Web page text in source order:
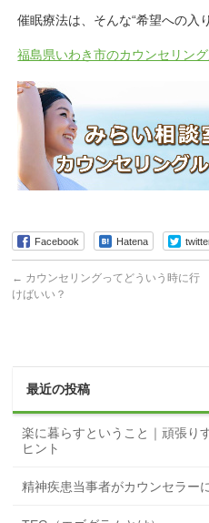
催眠療法は、そんな“希望への入
福島県いわき市のカウンセリン
Facebook Hatena
← カウンセリングってどういう時に行
けばいい？
最近の投稿
楽に暮らすということ｜頑張り
ヒント
精神疾患当事者がカウンセラー